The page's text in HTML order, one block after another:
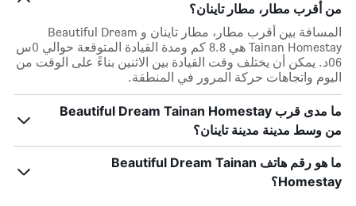
من أقرب مطار، مطار تاينان؟
المسافة بين أقرب مطار، مطار تاينان و Beautiful Dream
Tainan Homestay هي 8.8 كم ومدة القيادة المتوقعة حوالي 0س
06د. يمكن أن يختلف وقت القيادة بين الاثنين بناءً على الوقت من
اليوم واتجاهات حركة المرور في المنطقة.
ما مدى قرب Beautiful Dream Tainan Homestay
من وسط مدينة مدينة تاينان؟
ما هو رقم هاتف Beautiful Dream Tainan
Homestay؟